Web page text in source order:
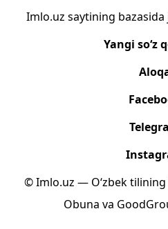
Imlo.uz saytining bazasida
Yangi so‘z
© Imlo.uz — O‘zbek tilining
Obuna va